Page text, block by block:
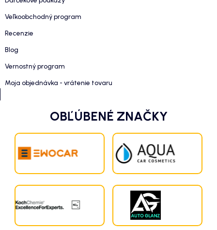
Veľkoobchodný program
Recenzie
Blog
Vernostný program
Moja objednávka - vrátenie tovaru
OBĽÚBENÉ ZNAČKY